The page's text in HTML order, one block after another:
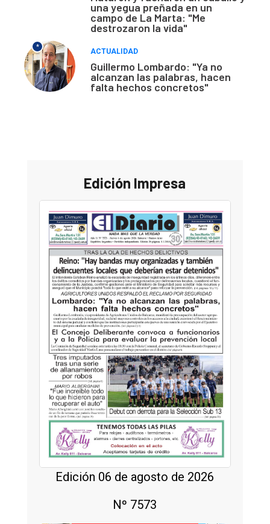
una yegua preñada en un
campo de La Marta: "Me
destrozaron la vida"
*
ACTUALIDAD
Guillermo Lombardo: "Ya no
alcanzan las palabras, hacen
falta hechos concretos"
Edición Impresa
Edición 06 de agosto de 2026
Nº 7573